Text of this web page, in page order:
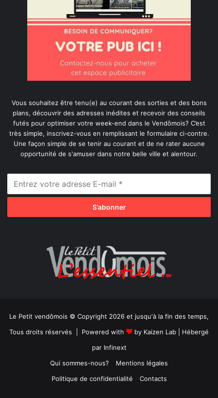
Vous souhaitez être tenu(e) au courant des sorties et des bons
plans, découvrir des adresses inédites et recevoir des conseils
futés pour optimiser votre week-end dans le Vendômois? C’est
très simple, inscrivez-vous en remplissant le formulaire ci-contre.
Une façon simple de se tenir au courant et de ne rater aucune
opportunité de s'amuser dans notre belle ville et alentour.
Le Petit vendômois © Copyright 2026 et jusqu'à la fin des temps,
Tous droits réservés | Powered with
by Kaizen Lab | Hébergé
par Infinext
Qui sommes-nous?
Mentions légales
Politique de confidentialité
Contacts